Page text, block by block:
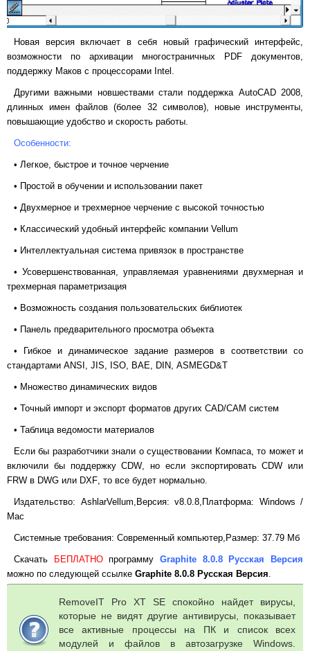
Новая версия включает в себя новый графический интерфейс,
возможности по архивации многостраничных
PDF документов,
поддержку Маков с процессорами Intel .
Другими важными новшествами стали поддержка AutoCAD2008,
длинных имен файлов (более 32 символов), новые инструменты,
повышающие удобство и скорость работы.
Особенности:
• Легкое, быстрое и точное черчение
• Простой в обучении и использовании пакет
• Двухмерное и трехмерное черчение с высокой точностью
• Классический удобный интерфейс компании Vellum
• Интеллектуальная система привязок в пространстве
• Усовершенствованная, управляемая уравнениями двухмерная и
трехмерная параметризация
• Возможность создания пользовательских библиотек
• Панель предварительного просмотра объекта
• Гибкое и динамическое задание размеров в соответствии со
стандартами ANSI , JIS, ISO, BAE, DIN, ASMEGD&T
• Множество динамических видов
• Точный импорт и экспорт форматов других CAD/CAM систем
• Таблица ведомости материалов
Если бы разработчики знали о существовании Компаса, то может и
включили бы поддержкуCDW, но если экспортироватьCDW или
FRW в DWG или DXF, то все будет нормально.
Издательство: AshlarVellum, Версия: v8.0.8, Платформа: Windows /
Mac
Системные требования: Современный компьютер, Размер: 37.79 Мб
Скачать БЕПЛАТНОпрограммуGraphite 8.0.8 Русская Версия
можно по следующей ссылке Graphite 8.0.8 Русская Версия.
RemoveIT Pro XT SE спокойно найдет вирусы,
которые не видят другие антивирусы, показывает
все активные процессы на ПК и список всех
модулей и файлов в автозагрузке Windows.